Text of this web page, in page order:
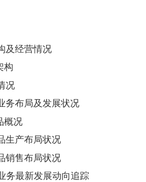
及经营情况
构
况
务布局及发展状况
概况
生产布局状况
销售布局状况
务最新发展动向追踪